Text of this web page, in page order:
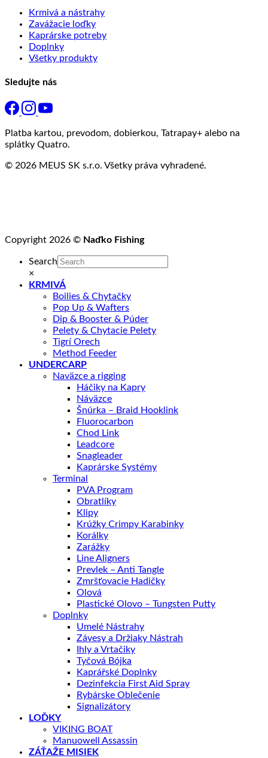
Krmivá a nástrahy
Zavážacie loďky
Kaprárske potreby
Doplnky
Všetky produkty
Sledujte nás
Platba kartou, prevodom, dobierkou, Tatrapay+ alebo na
splátky Quatro.
© 2026 MEUS SK s.r.o. Všetky práva vyhradené.
Copyright 2026 © Naďko Fishing
Search
×
KRMIVÁ
Boilies & Chytačky
Pop Up & Wafters
Dip & Booster & Púder
Pelety & Chytacie Pelety
Tigrí Orech
Method Feeder
UNDERCARP
Naväzce a rigging
Háčiky na Kapry
Náväzce
Šnúrka – Braid Hooklink
Fluorocarbon
Chod Link
Leadcore
Snagleader
Kaprárske Systémy
Terminal
PVA Program
Obratlíky
Klipy
Krúžky Crimpy Karabinky
Korálky
Zarážky
Line Aligners
Prevlek – Anti Tangle
Zmršťovacie Hadičky
Olová
Plastické Olovo – Tungsten Putty
Doplnky
Umelé Nástrahy
Závesy a Držiaky Nástrah
Ihly a Vrtačiky
Tyčová Bójka
Kaprářské Doplnky
Dezinfekcia First Aid Spray
Rybárske Oblečenie
Signalizátory
LOĎKY
VIKING BOAT
Manuowell Assassin
ZÁŤAŽE MISIEK